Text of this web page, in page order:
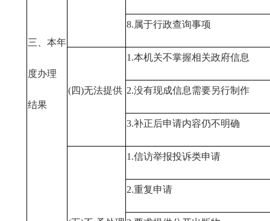
三、本年
度办理
结果
8.属于行政查询事项
(四)无法提供
1.本机关不掌握相关政府信息
2.没有现成信息需要另行制作
3.补正后申请内容仍不明确
1.信访举报投诉类申请
2.重复申请